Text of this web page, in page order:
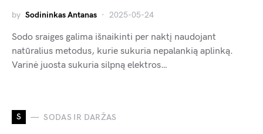
by Sodininkas Antanas 2025-05-24
Sodo sraiges galima išnaikinti per naktį naudojant
natūralius metodus, kurie sukuria nepalankią aplinką.
Varinė juosta sukuria silpną elektros…
S SODAS IR DARŽAS